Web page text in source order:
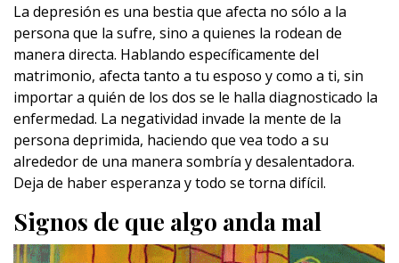
La depresión es una bestia que afecta no sólo a la
persona que la sufre, sino a quienes la rodean de
manera directa. Hablando específicamente del
matrimonio, afecta tanto a tu esposo y como a ti, sin
importar a quién de los dos se le halla diagnosticado la
enfermedad. La negatividad invade la mente de la
persona deprimida, haciendo que vea todo a su
alrededor de una manera sombría y desalentadora.
Deja de haber esperanza y todo se torna difícil.
Signos de que algo anda mal